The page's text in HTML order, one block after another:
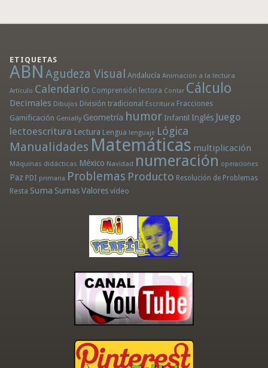
ETIQUETAS
ABN Agudeza Visual Andalucía Animación a la lectura
Artículo Calendario Comprensión lectora Contar Cálculo
Decimales Dibujos División tradicional Escritura Fracciones
Gamificación Genially Geometría humor Infantil Inglés Juego
lectoescritura Lectura Lengua lenguaje Lógica
Manualidades Matemáticas multiplicación
Máquinas didácticas México Navidad numeración operaciones
Paz PDI primaria Problemas Producto Resolución de Problemas
Resta Suma Sumas Valores vídeo